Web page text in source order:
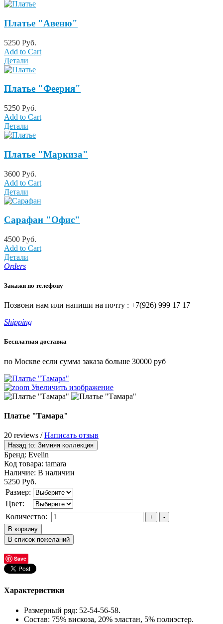
Платье "Авеню"
5250 Руб.
Add to Cart
Детали
Платье "Феерия"
5250 Руб.
Add to Cart
Детали
Платье "Маркиза"
3600 Руб.
Add to Cart
Детали
Сарафан "Офис"
4500 Руб.
Add to Cart
Детали
Orders
Закажи по телефону
Позвони нам или напиши на почту : +7(926) 999 17 17
Shipping
Бесплатная доставка
по Москве если сумма заказа больше 30000 руб
Увеличить изображение
Платье "Тамара"
20 reviews /Написать отзыв
Бренд: Evelin
Код товара: tamara
Наличие: В наличии
5250 Руб.
Размер:
Цвет:
Количество:
Save
Характеристики
Размерный ряд: 52-54-56-58.
Состав: 75% вискоза, 20% эластан, 5% полиэстер.